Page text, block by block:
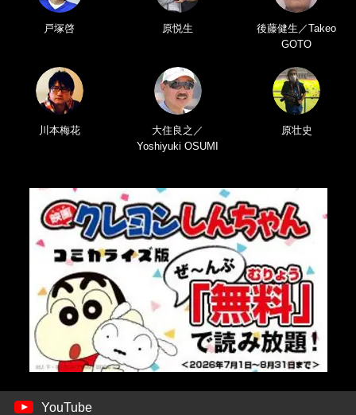
戸塚啓 原悦生
後藤健生／Takeo
GOTO
川本梅花
大住良之／
Yoshiyuki OSUMI
原壮史
YouTube